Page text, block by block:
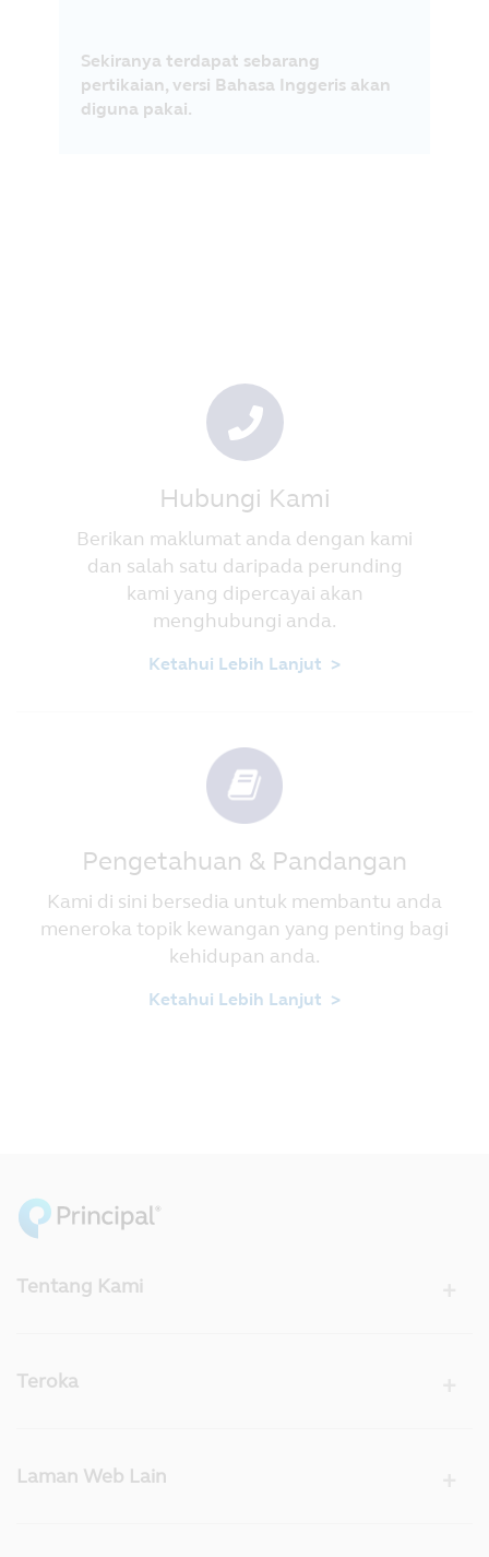
Sekiranya terdapat sebarang
pertikaian, versi Bahasa Inggeris akan
diguna pakai.
Hubungi Kami
Berikan maklumat anda dengan kami
dan salah satu daripada perunding
kami yang dipercayai akan
menghubungi anda.
Ketahui Lebih Lanjut >
Pengetahuan & Pandangan
Kami di sini bersedia untuk membantu anda
meneroka topik kewangan yang penting bagi
kehidupan anda.
Ketahui Lebih Lanjut >
Tentang Kami
Teroka
Laman Web Lain